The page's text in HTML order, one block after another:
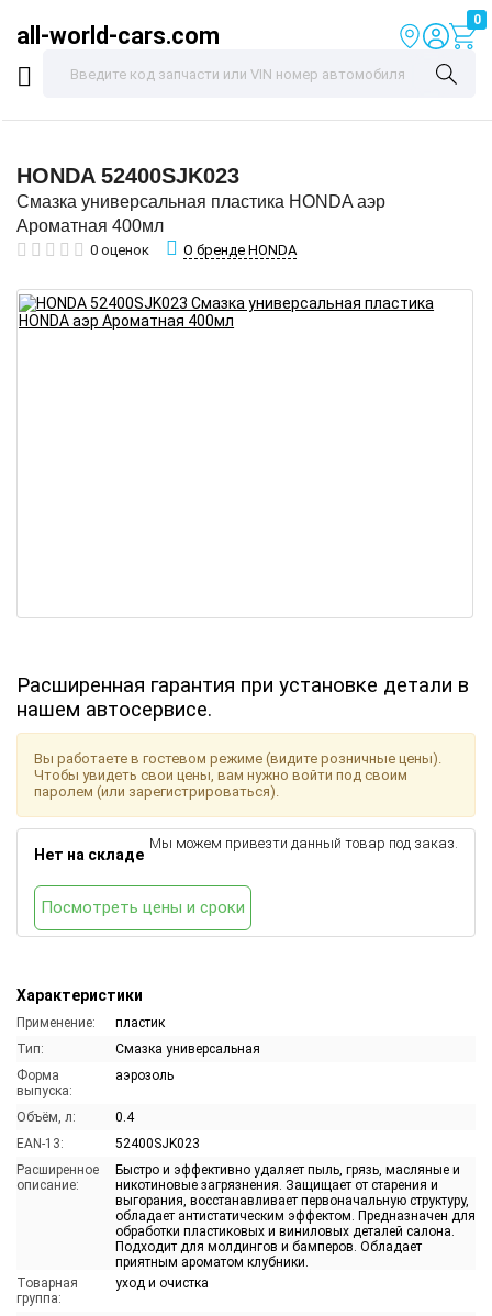
all-world-cars.com
0
HONDA 52400SJK023
Смазка универсальная пластика HONDA аэр
Ароматная 400мл
0 оценок О бренде HONDA
Расширенная гарантия при установке детали в
нашем автосервисе.
Характеристики
Применение:
пластик
Тип:
Смазка универсальная
Форма
выпуска:
аэрозоль
Объём, л:
0.4
EAN-13:
52400SJK023
Расширенное
описание:
Быстро и эффективно удаляет пыль, грязь, масляные и
никотиновые загрязнения. Защищает от старения и
выгорания, восстанавливает первоначальную структуру,
обладает антистатическим эффектом. Предназначен для
обработки пластиковых и виниловых деталей салона.
Подходит для молдингов и бамперов. Обладает
приятным ароматом клубники.
Товарная
группа:
уход и очистка
Вы работаете в гостевом режиме (видите розничные цены).
Чтобы увидеть свои цены, вам нужно войти под своим
паролем (или зарегистрироваться).
Нет на складе
Мы можем привезти данный товар под заказ.
Посмотреть цены и сроки